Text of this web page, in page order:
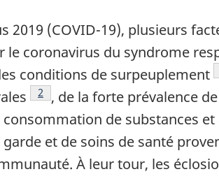
2019 (COVID-19), plusieurs
coronavirus du syndrome
conditions de surpeuplement
Note de bas de page
2 , de la forte prévalence
de substances
et de soins de santé
À leur tour, les